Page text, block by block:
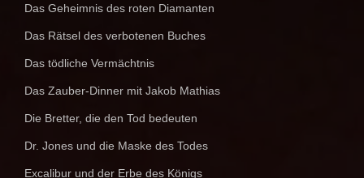
Das Geheimnis des roten Diamanten
Das Rätsel des verbotenen Buches
Das tödliche Vermächtnis
Das Zauber-Dinner mit Jakob Mathias
Die Bretter, die den Tod bedeuten
Dr. Jones und die Maske des Todes
Excalibur und der Erbe des Königs